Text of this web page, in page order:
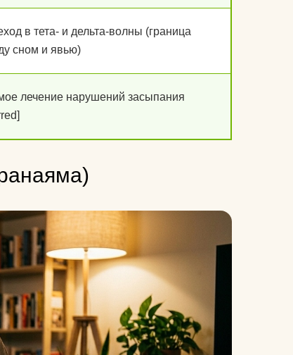
в тета- и дельта-волны (граница
сном и явью)
лечение нарушений засыпания